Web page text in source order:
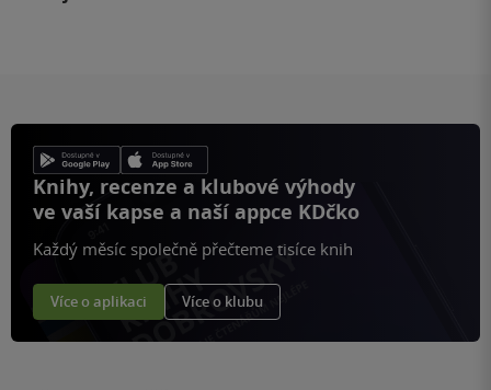
Knihy, recenze a klubové výhody
ve vaší kapse a naší appce KDčko
Každý měsíc společně přečteme tisíce knih
Více o aplikaci Více o klubu